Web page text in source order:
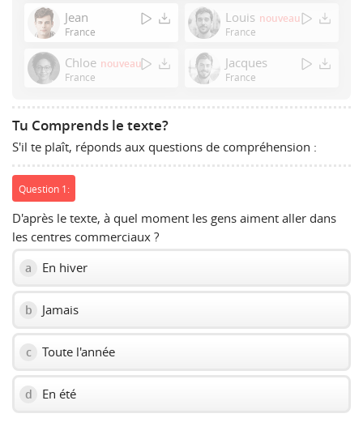
Enter
or
to
show
Jean
France
Louis nouveau
France
Chloe nouveau
France
Jacques
France
Tu Comprends le texte?
S'il te plaît, réponds aux questions de compréhension :
Question 1:
D'après le texte, à quel moment les gens aiment aller dans
les centres commerciaux ?
a En hiver
b Jamais
c Toute l'année
d En été